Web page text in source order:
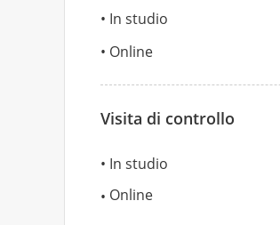
In studio
Online
Visita di controllo
In studio
Online